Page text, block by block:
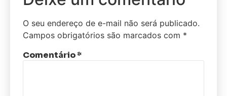
O seu endereço de e-mail não será publicado.
Campos obrigatórios são marcados com *
Comentário*